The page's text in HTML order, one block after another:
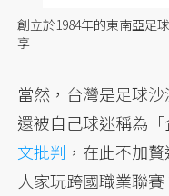
創立於1984年的東南亞足
享
當然，台灣是足球
還被自己球迷稱為
文批判 ，在此不加
人家玩跨國職業聯